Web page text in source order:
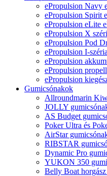
ePropulsion Navy
ePropulsion Spirit
ePropulsion eLite
ePropulsion X
ePropulsion Pod
ePropulsion I-
ePropulsion
ePropulsion
ePropulsion
Gumicsónakok
Allroundmarin
JOLLY
AS Budget
Poker Ultra és
AirStar
RIBSTAR
Dynamic Pro
YUKON 350
Belly Boat